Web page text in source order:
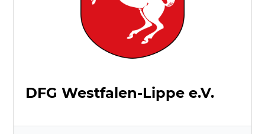
DFG Westfalen-Lippe e.V.